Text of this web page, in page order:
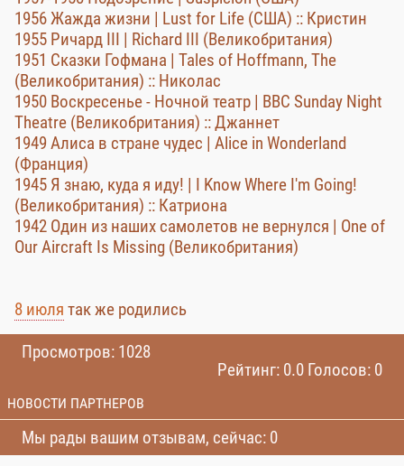
1956 Жажда жизни | Lust for Life (США) :: Кристин
1955 Ричард III | Richard III (Великобритания)
1951 Сказки Гофмана | Tales of Hoffmann, The
(Великобритания) :: Николас
1950 Воскресенье - Ночной театр | BBC Sunday Night
Theatre (Великобритания) :: Джаннет
1949 Алиса в стране чудес | Alice in Wonderland
(Франция)
1945 Я знаю, куда я иду! | I Know Where I'm Going!
(Великобритания) :: Катриона
1942 Один из наших самолетов не вернулся | One of
Our Aircraft Is Missing (Великобритания)
8 июля так же родились
Просмотров: 1028
Рейтинг: 0.0 Голосов: 0
НОВОСТИ ПАРТНЕРОВ
Мы рады вашим отзывам, сейчас: 0